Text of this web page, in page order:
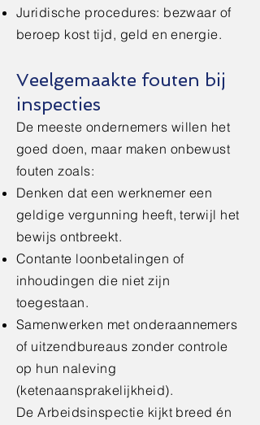
Juridische procedures: bezwaar of
beroep kost tijd, geld en energie.
Veelgemaakte fouten bij
inspecties
De meeste ondernemers willen het
goed doen, maar maken onbewust
fouten zoals:
Denken dat een werknemer een
geldige vergunning heeft, terwijl het
bewijs ontbreekt.
Contante loonbetalingen of
inhoudingen die niet zijn
toegestaan.
Samenwerken met onderaannemers
of uitzendbureaus zonder controle
op hun naleving
(ketenaansprakelijkheid).
De Arbeidsinspectie kijkt breed én